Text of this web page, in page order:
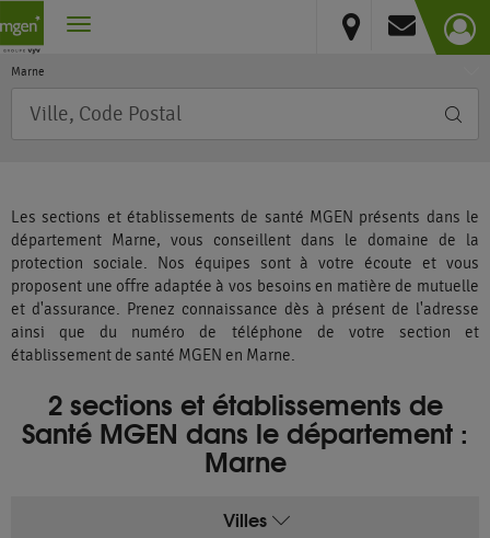
Grand Est
Marne
Vous résidez hors France métropolitaine et DOM
Les sections et établissements de santé MGEN présents dans le
département Marne, vous conseillent dans le domaine de la
protection sociale. Nos équipes sont à votre écoute et vous
proposent une offre adaptée à vos besoins en matière de mutuelle
et d'assurance. Prenez connaissance dès à présent de l'adresse
ainsi que du numéro de téléphone de votre section et
établissement de santé MGEN en Marne.
2 sections et établissements de
Santé MGEN dans le département :
Marne
Villes